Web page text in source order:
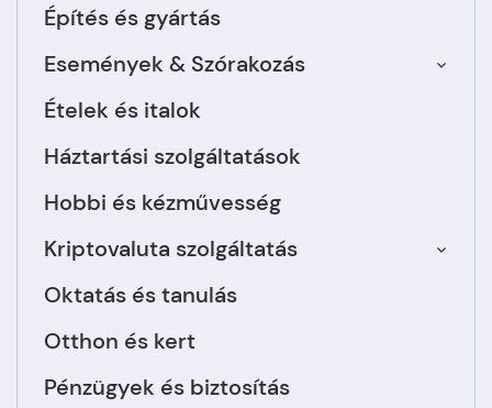
Építés és gyártás
Események & Szórakozás
Ételek és italok
Háztartási szolgáltatások
Hobbi és kézművesség
Kriptovaluta szolgáltatás
Oktatás és tanulás
Otthon és kert
Pénzügyek és biztosítás